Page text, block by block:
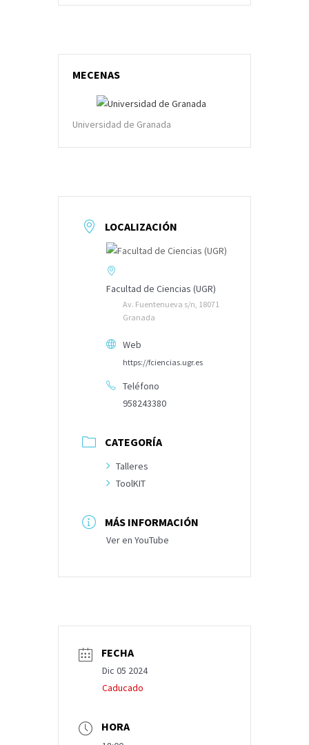
MECENAS
Universidad de Granada
LOCALIZACIÓN
Facultad de Ciencias (UGR)
Av. Fuentenueva s/n, 18071
Granada
Web
https://fciencias.ugr.es
Teléfono
958243380
CATEGORÍA
Talleres
ToolKIT
MÁS INFORMACIÓN
Ver en YouTube
FECHA
Dic 05 2024
Caducado
HORA